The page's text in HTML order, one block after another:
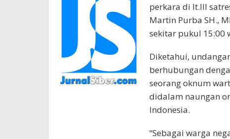
perkara di lt.III
Martin Purba SH.,
sekitar pukul 15:00
Diketahui,
berhubungan
seorang oknum
didalam naungan
Indonesia.
“Sebagai warga